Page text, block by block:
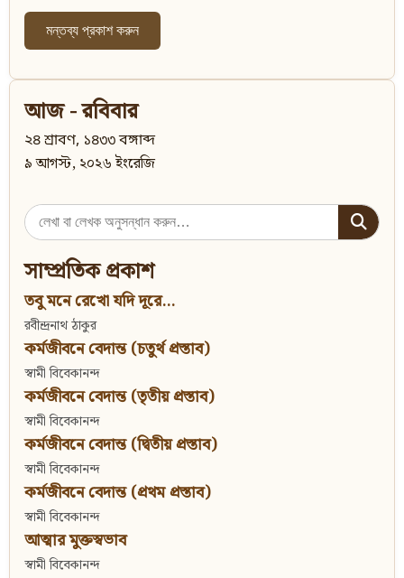
আজ - রবিবার
২৪ শ্রাবণ, ১৪৩৩ বঙ্গাব্দ
৯ আগস্ট, ২০২৬ ইংরেজি
Search
for:
সাম্প্রতিক প্রকাশ
তবু মনে রেখো যদি দূরে...
রবীন্দ্রনাথ ঠাকুর
কর্মজীবনে বেদান্ত (চতুর্থ প্রস্তাব)
স্বামী বিবেকানন্দ
কর্মজীবনে বেদান্ত (তৃতীয় প্রস্তাব)
স্বামী বিবেকানন্দ
কর্মজীবনে বেদান্ত (দ্বিতীয় প্রস্তাব)
স্বামী বিবেকানন্দ
কর্মজীবনে বেদান্ত (প্রথম প্রস্তাব)
স্বামী বিবেকানন্দ
আত্মার মুক্তস্বভাব
স্বামী বিবেকানন্দ